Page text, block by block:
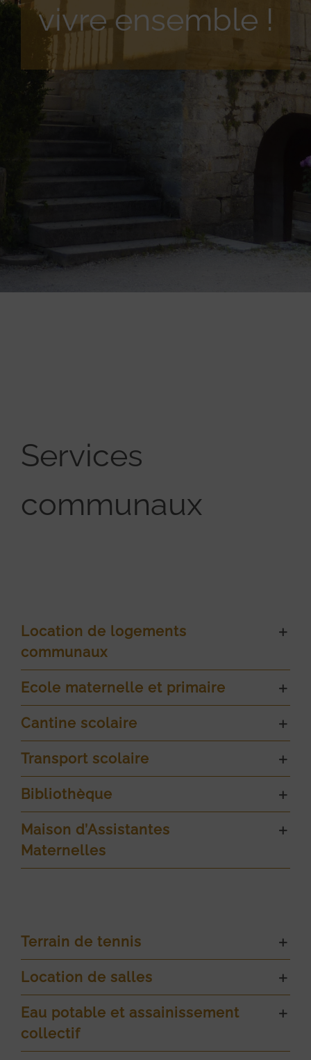
vivre ensemble !
Services
communaux
Location de logements
communaux
Ecole maternelle et primaire
Cantine scolaire
Transport scolaire
Bibliothèque
Maison d’Assistantes
Maternelles
Terrain de tennis
Location de salles
Eau potable et assainissement
collectif